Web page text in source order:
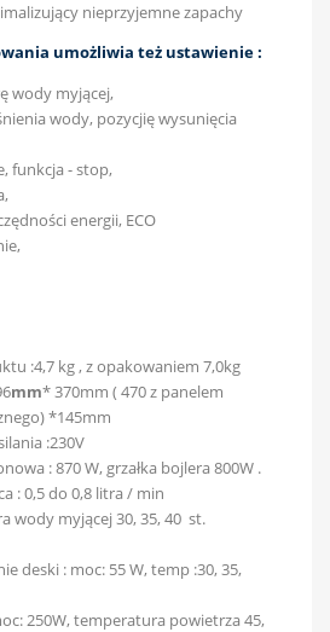
nieprzyjemne zapachy
umożliwia też ustawienie :
wody myjącej,
wody, pozycjię wysunięcia
funkcja - stop,
energii, ECO
:4,7 kg , z opakowaniem 7,0kg
mm* 370mm ( 470 z panelem
*145mm
:230V
: 870 W, grzałka bojlera 800W .
: 0,5 do 0,8 litra / min
wody myjącej 30, 35, 40 st.
deski : moc: 55 W, temp :30, 35,
250W, temperatura powietrza 45,